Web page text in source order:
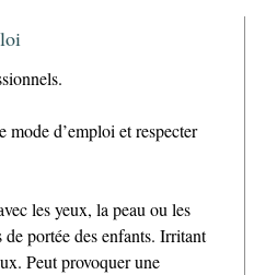
mode d’emploi et respecter
les yeux, la peau ou les
portée des enfants. Irritant
Peut provoquer une